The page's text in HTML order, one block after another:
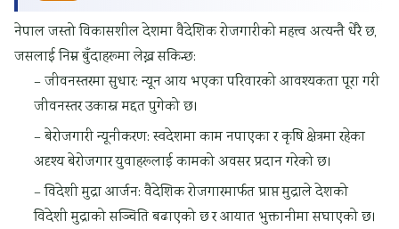
नेपाल जस्तो विकासशील देशमा वैदेशिक रोजगारीको महत्त्व अत्यन्तै धेरै छ,
जसलाई निम्न बुँदाहरूमा लेख्न सकिन्छ:
– जीवनस्तरमा सुधार: न्यून आय भएका परिवारको आवश्यकता पूरा गरी
जीवनस्तर उकास्न मद्दत पुगेको छ।
– बेरोजगारी न्यूनीकरण: स्वदेशमा काम नपाएका र कृषि क्षेत्रमा रहेका
अदृश्य बेरोजगार युवाहरूलाई कामको अवसर प्रदान गरेको छ।
– विदेशी मुद्रा आर्जन: वैदेशिक रोजगारमार्फत प्राप्त मुद्राले देशको
विदेशी मुद्राको सञ्चिति बढाएको छ र आयात भुक्तानीमा सघाएको छ।